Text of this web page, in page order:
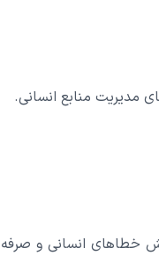
مدیریت منابع انسانی.
خطاهای انسانی و